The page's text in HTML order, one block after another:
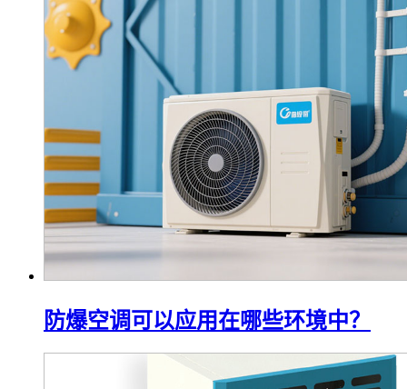
防爆空调可以应用在哪些环境中？